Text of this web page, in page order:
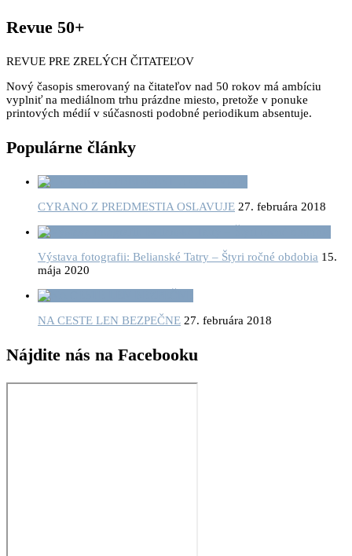
Revue 50+
REVUE PRE ZRELÝCH ČITATEĽOV
Nový časopis smerovaný na čitateľov nad 50 rokov má ambíciu
vyplniť na mediálnom trhu prázdne miesto, pretože v ponuke
printových médií v súčasnosti podobné periodikum absentuje.
Populárne články
CYRANO Z PREDMESTIA OSLAVUJE 27. februára 2018
Výstava fotografii: Belianské Tatry – Štyri ročné obdobia 15.
mája 2020
NA CESTE LEN BEZPEČNE 27. februára 2018
Nájdite nás na Facebooku